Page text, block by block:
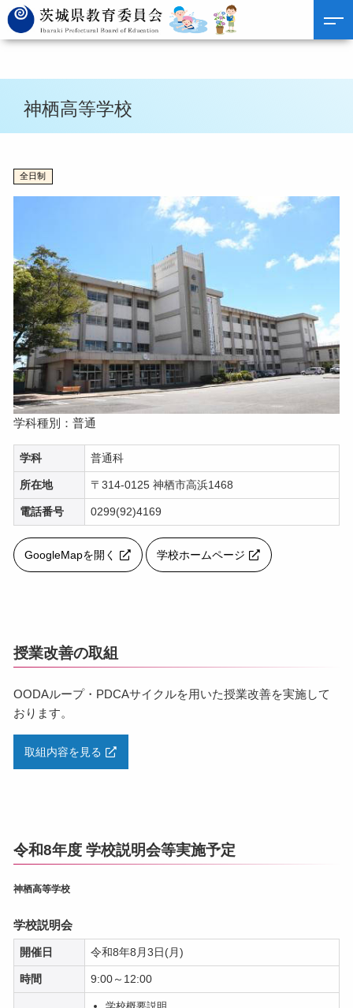
神栖高等学校
全日制
学科種別：普通
学科 普通科
所在地 〒314-0125 神栖市高浜1468
電話番号 0299(92)4169
GoogleMapを開く 学校ホームページ
授業改善の取組
OODAループ・PDCAサイクルを用いた授業改善を実施して
おります。
取組内容を見る
令和8年度 学校説明会等実施予定
神栖高等学校
学校説明会
開催日 令和8年8月3日(月)
時間 9:00～12:00